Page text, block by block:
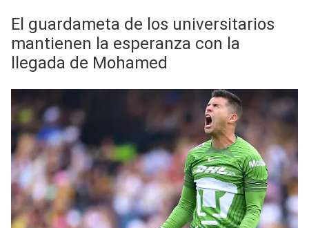
El guardameta de los universitarios
mantienen la esperanza con la
llegada de Mohamed